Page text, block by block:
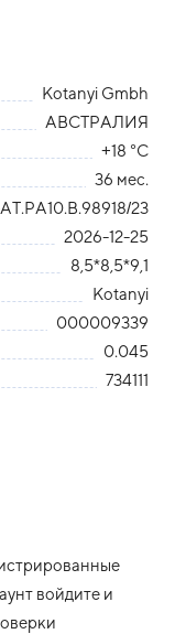
Kotanyi Gmbh
АВСТРАЛИЯ
+18 °С
36 мес.
23
2026-12-25
8,5*8,5*9,1
Kotanyi
000009339
0.045
734111
войдите и